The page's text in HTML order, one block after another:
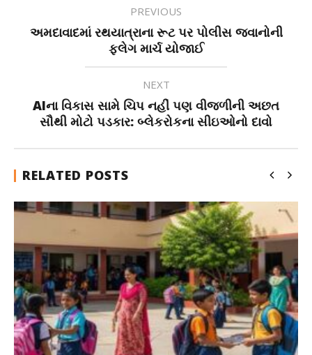
PREVIOUS
અમદાવાદમાં રથયાત્રાના રૂટ પર પોલીસ જવાનોની
ફ્લેગ માર્ચ યોજાઈ
NEXT
AIના વિકાસ સામે ચિપ નહીં પણ વીજળીની અછત
સૌથી મોટો પડકાર: બ્લેકરોકના સીઇઓનો દાવો
RELATED POSTS